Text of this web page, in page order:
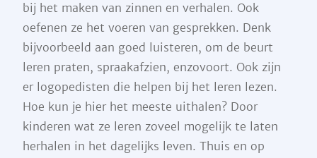
bij het maken van zinnen en verhalen. Ook
oefenen ze het voeren van gesprekken. Denk
bijvoorbeeld aan goed luisteren, om de beurt
leren praten, spraakafzien, enzovoort. Ook zijn
er logopedisten die helpen bij het leren lezen.
Hoe kun je hier het meeste uithalen? Door
kinderen wat ze leren zoveel mogelijk te laten
herhalen in het dagelijks leven. Thuis en op